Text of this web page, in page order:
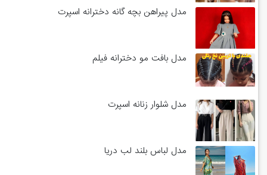
مدل پیراهن بچه گانه دخترانه اسپرت
مدل بافت مو دخترانه فیلم
مدل شلوار زنانه اسپرت
مدل لباس بلند لب دریا